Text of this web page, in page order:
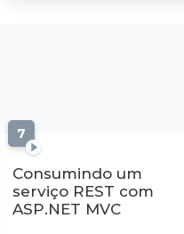
7
Consumindo um
serviço REST com
ASP.NET MVC